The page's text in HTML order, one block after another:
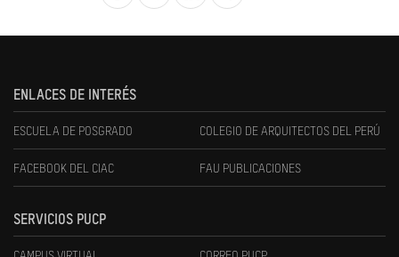
ENLACES DE INTERÉS
ESCUELA DE POSGRADO COLEGIO DE ARQUITECTOS DEL PERÚ
FACEBOOK DEL CIAC FAU PUBLICACIONES
SERVICIOS PUCP